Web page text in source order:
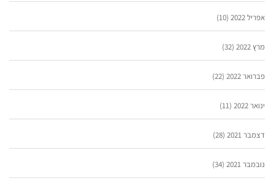
אפריל 2022 (10)
מרץ 2022 (32)
פברואר 2022 (22)
ינואר 2022 (11)
דצמבר 2021 (28)
נובמבר 2021 (34)